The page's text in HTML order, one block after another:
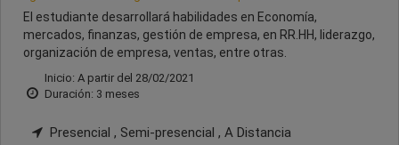
El estudiante desarrollará habilidades en Economía,
mercados, finanzas, gestión de empresa, en RR.HH, liderazgo,
organización de empresa, ventas, entre otras.
Inicio: A partir del 28/02/2021
Duración: 3 meses
Presencial , Semi-presencial , A Distancia